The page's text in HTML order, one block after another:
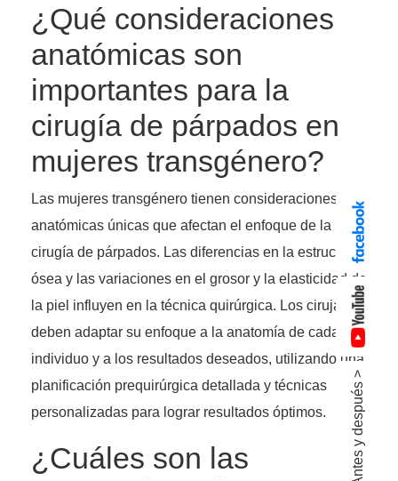
¿Qué consideraciones
anatómicas son
importantes para la
cirugía de párpados en
mujeres transgénero?
Las mujeres transgénero tienen consideraciones
anatómicas únicas que afectan el enfoque de la
cirugía de párpados. Las diferencias en la estructura
ósea y las variaciones en el grosor y la elasticidad de
la piel influyen en la técnica quirúrgica. Los cirujanos
deben adaptar su enfoque a la anatomía de cada
individuo y a los resultados deseados, utilizando una
planificación prequirúrgica detallada y técnicas
personalizadas para lograr resultados óptimos.
¿Cuáles son las
Antes y después >